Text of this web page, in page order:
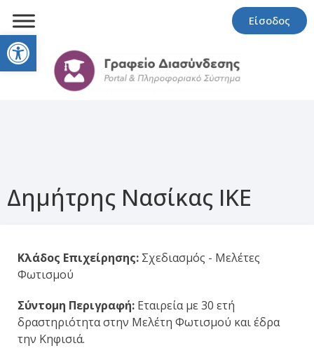
Open toolbar
Είσοδος
Δημήτρης Νασίκας ΙΚΕ
Κλάδος Επιχείρησης: Σχεδιασμός - Μελέτες
Φωτισμού
Σύντομη Περιγραφή: Εταιρεία με 30 ετή
δραστηριότητα στην Μελέτη Φωτισμού και έδρα
την Κηφισιά.